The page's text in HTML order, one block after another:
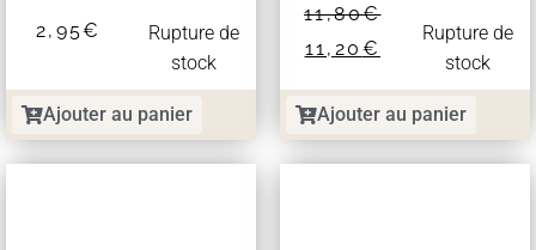
2,95€
Rupture de
stock
Ajouter au panier
11,80€
11,20 €
Rupture de
stock
Ajouter au panier